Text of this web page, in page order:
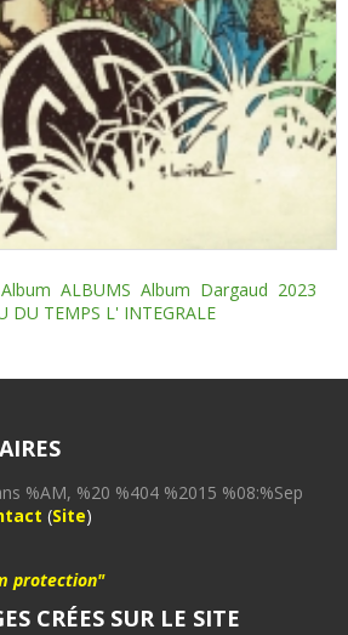
Album ALBUMS Album Dargaud 2023
DU TEMPS L' INTEGRALE
%AM, %20 %404 %2015 %08:%Sep
(Site)
protection"
CRÉES SUR LE SITE